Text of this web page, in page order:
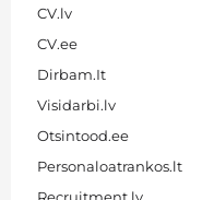
CV.lv
CV.ee
Dirbam.It
Visidarbi.lv
Otsintood.ee
Personaloatrankos.lt